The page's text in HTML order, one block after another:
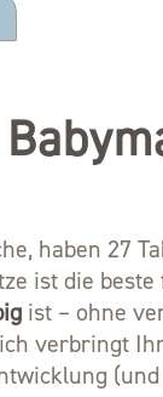
haben 27
ist die
ist – ohne
verbringt